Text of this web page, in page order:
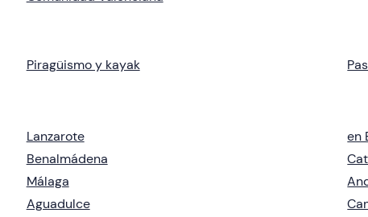
Piragüismo y kayak
Lanzarote
Benalmádena
Málaga
Aguadulce
en